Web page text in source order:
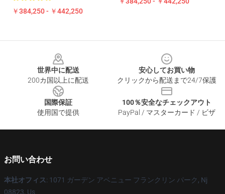
￥384,250 - ￥442,250
世界中に配送
200カ国以上に配送
安心してお買い物
クリックから配送まで24/7保護
国際保証
使用国で提供
100％安全なチェックアウト
PayPal / マスターカード / ビザ
お問い合わせ
本社オフィス: 1071 ガーデン アベニュー フランクリン パーク, Nj
08823, Us